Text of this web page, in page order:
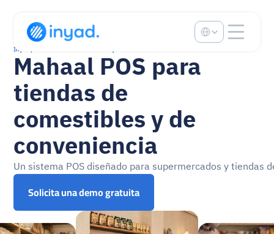
Inyad para tiendas de comestibles y de conveniencia
Mahaal POS para
tiendas de
comestibles y de
conveniencia
Un sistema POS diseñado para supermercados y tiendas
Solicita una demo gratuita
Select Language